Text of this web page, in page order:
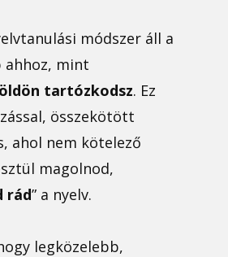
módszer áll a
ahhoz, mint
tartózkodsz. Ez
összekötött
ahol nem kötelező
magolnod,
rád” a nyelv.
legközelebb,